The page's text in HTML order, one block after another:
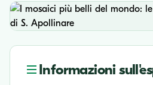
Informazioni